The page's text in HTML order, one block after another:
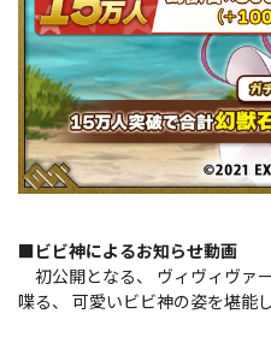
■ビビ神によるお知らせ動画
初公開となる、 ヴィヴィヴァ
喋る、 可愛いビビ神の姿を堪能し